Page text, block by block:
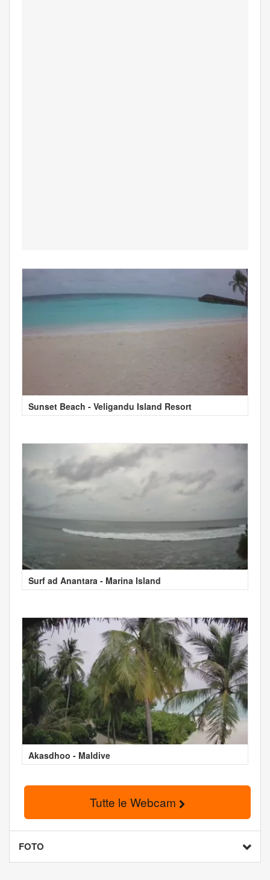
Sunset Beach - Veligandu Island Resort
Surf ad Anantara - Marina Island
Akasdhoo - Maldive
Tutte le Webcam
FOTO